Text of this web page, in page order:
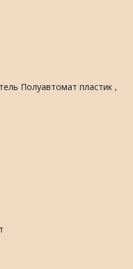
Полуавтомат пластик ,